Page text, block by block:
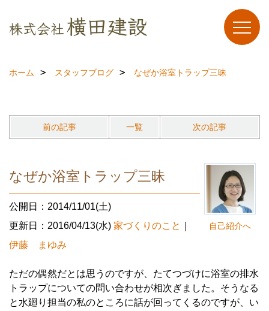
ホーム スタッフブログ なぜか浴室トラップ三昧
前の記事 一覧 次の記事
自己紹介へ
なぜか浴室トラップ三昧
公開日：2014/11/01(土)
更新日：2016/04/13(水) 家づくりのこと
伊藤 まゆみ
ただの偶然だとは思うのですが、たてつづけに浴室の排水
トラップについての問い合わせが相次ぎました。そうなる
と水廻り担当の私のところに話が回ってくるのですが、い